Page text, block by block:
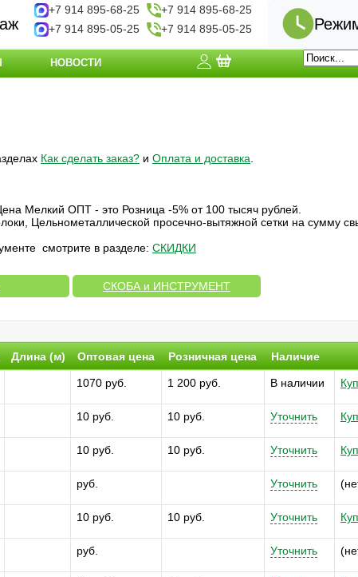
+7 914 895-68-25
+7 914 895-68-25
+7 914 895-05-25
+7 914 895-05-25
НОВОСТИ
Как сделать заказ? и Оплата и доставка
Мелкий ОПТ - это Розница -5% от 100 тысяч рублей.
Цельнометаллической просечно-вытяжной сетки на сумму
смотрите в разделе: СКИДКИ
СКОБА и ИНСТРУМЕНТ
Длина (м) Оптовая цена Розничная цена Наличие
1070 руб. 1 200 руб. В наличии
10 руб. 10 руб. Уточнить
10 руб. 10 руб. Уточнить
руб. Уточнить
10 руб. 10 руб. Уточнить
руб. Уточнить